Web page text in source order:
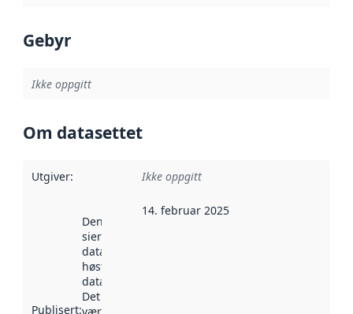
Gebyr
Ikke oppgitt
Om datasettet
Utgiver: Ikke oppgitt
Publisert:
Denne datoen
sier når
datasettet ble
høstet av
data.norge.no.
Det kan ha
14. februar 2025